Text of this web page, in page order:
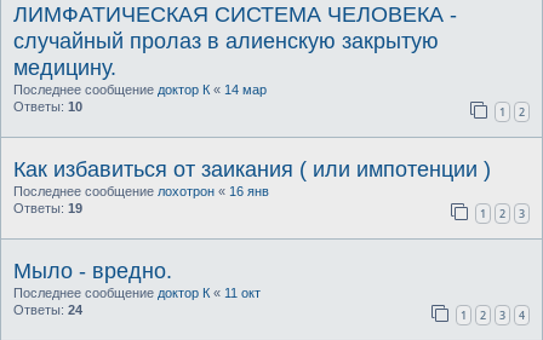
ЛИМФАТИЧЕСКАЯ СИСТЕМА ЧЕЛОВЕКА -
случайный пролаз в алиенскую закрытую
медицину.
Последнее сообщение доктор К « 14 мар
Ответы: 10 1 2
Как избавиться от заикания ( или импотенции )
Последнее сообщение лохотрон « 16 янв
Ответы: 19 1 2 3
Мыло - вредно.
Последнее сообщение доктор К « 11 окт
Ответы: 24 1 2 3 4